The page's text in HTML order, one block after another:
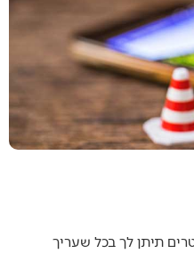
תיתן לך בכל שעריך